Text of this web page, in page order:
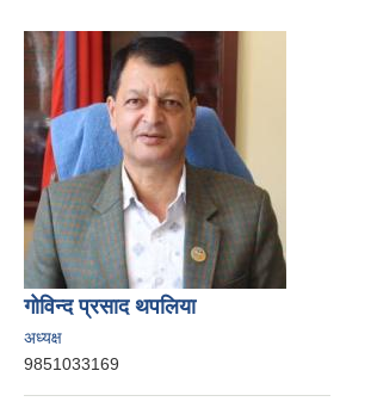
गोविन्द प्रसाद थपलिया
अध्यक्ष
9851033169